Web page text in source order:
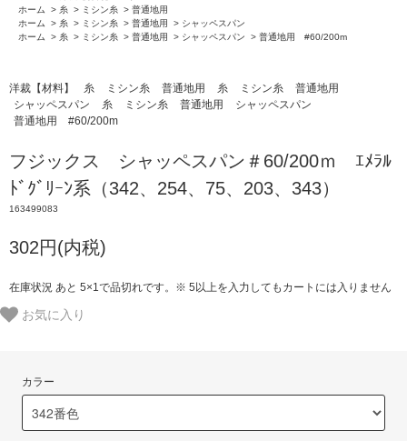
ホーム
> 糸 > ミシン糸 > 普通地用
ホーム
> 糸 > ミシン糸 > 普通地用 > シャッペスパン
ホーム
> 糸 > ミシン糸 > 普通地用 > シャッペスパン > 普通地用 #60/200m
洋裁【材料】 糸 ミシン糸 普通地用 糸 ミシン糸
普通地用
シャッペスパン
糸 ミシン糸 普通地用
シャッペスパン
普通地用 #60/200m
フジックス シャッペスパン＃60/200ｍ ｴﾒﾗﾙ
ﾄﾞｸﾞﾘｰﾝ系（342、254、75、203、343）
163499083
302円(内税)
在庫状況 あと 5×1で品切れです。※ 5以上を入力してもカートには入りません
お気に入り
カラー